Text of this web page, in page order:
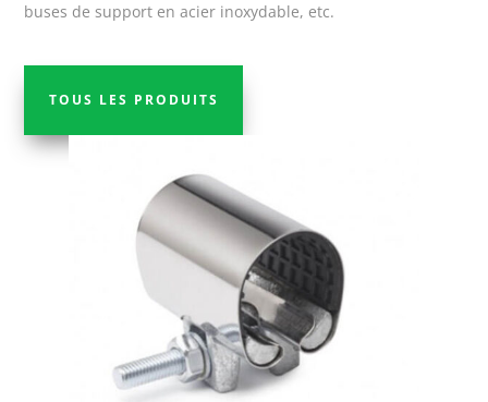
buses de support en acier inoxydable, etc.
TOUS LES PRODUITS